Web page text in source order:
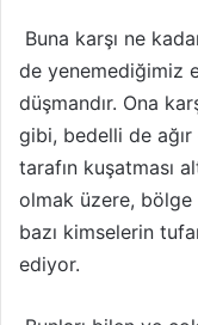
Buna karşı ne
de yenemediğimiz
düşmandır. Ona
gibi, bedelli de
tarafın kuşatması
olmak üzere,
bazı kimselerin
ediyor.